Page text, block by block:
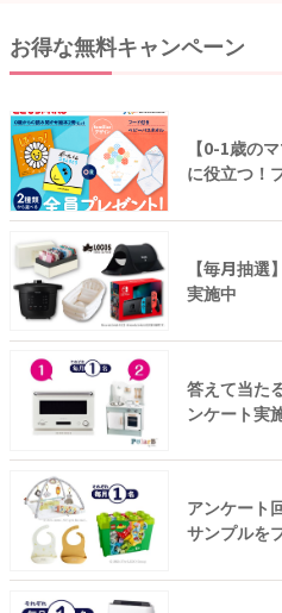
お得な無料キャンペーン
【0-1歳の
に役立つ！
【毎月抽
実施中
答えて当た
ンケート実
アンケート
サンプルを